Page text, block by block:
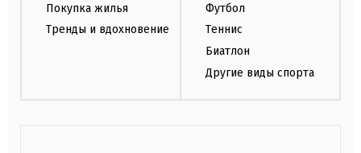
Покупка жилья
Тренды и вдохновение
Футбол
Теннис
Биатлон
Другие виды спорта